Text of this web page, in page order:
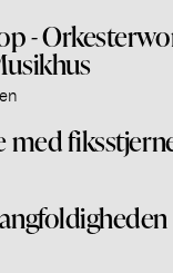
-
med